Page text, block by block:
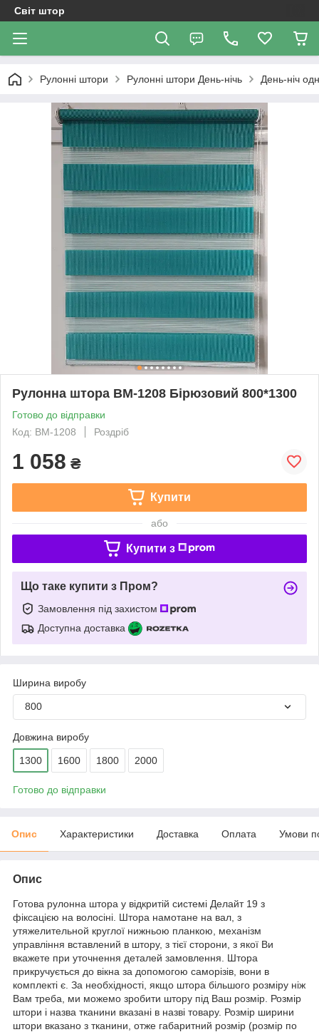
Світ штор
Рулонні штори Рулоннi штори День-нiчь День-ніч
Рулонна штора ВМ-1208 Бірюзовий 800*1300
Готово до відправки
Код: ВМ-1208
Роздріб
1 058 ₴
Купити
або
Купити з
Що таке купити з Пром?
Замовлення під захистом
Доступна доставка
Ширина виробу
800
Довжина виробу
1300 1600 1800 2000
Готово до відправки
Опис Характеристики Доставка Оплата Умови
Опис
Готова рулонна штора у відкритій системі Делайт 19 з
фіксацією на волосіні. Штора намотане на вал, з
утяжелительной круглої нижньою планкою, механізм
управління вставлений в штору, з тієї сторони, з якої Ви
вкажете при уточнення деталей замовлення. Штора
прикручується до вікна за допомогою саморізів, вони в
комплекті є. За необхідності, якщо штора більшого розміру ніж
Вам треба, ми можемо зробити штору під Ваш розмір. Розмір
штори і назва тканини вказані в назві товару. Розмір ширини
штори вказано з тканини, отже габаритний розмір (розмір по